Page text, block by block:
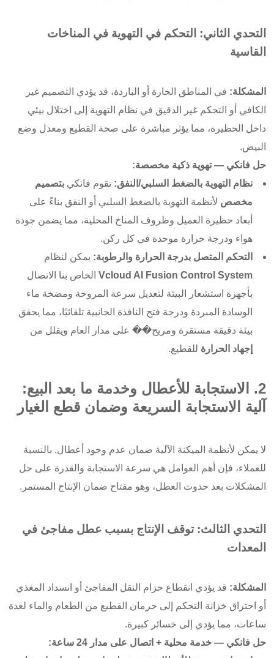
التحدي الثاني: التحكم في التهوية في المناخات
القاسية
المشكلة: في المناطق الحارة أو الباردة، قد يؤدي التصميم غير
الكافي أو التحكم غير الدقيق في نظام التهوية إلى اختلال بيئي
داخل الحظيرة، مما يؤثر مباشرة على صحة القطيع ومعدل وضع
البيض.
حل فانكي — تهوية ذكية مخصصة:
نظام التهوية بالضغط السلبي/النفق: تقوم فانكيبتصميم
مخصص لأنظمة التهوية بالضغط السلبي أو النفق بناءً على
أبعاد حظيرة العميل وظروف المناخ المحلية، مما يضمن جودة
هواء ودرجة حرارة موحدة في كل ركن.
التحكم المتصل بدرجة الحرارة والرطوبة: يمكن لنظام
Vcloud AI Fusion Control System الخاص بنا الاتصال
بأجهزة استشعار البيئة لتعديل سرعة المروحة ومضخة ماء
الوسادة المبردة ودرجة فتح النافذة الجانبية تلقائيًا، مما يحقق
بيئة دقيقة مستقرة ومريح�� على مدار العام ويقلل من
إجهاد الحرارة للقطيع.
2. الاستجابة للأعطال وخدمة ما بعد البيع:
آلية الاستجابة السريعة وضمان قطع الغيار
لا يمكن لأنظمة الميكنة الآلية ضمان عدم وجود أعطال. بالنسبة
للعملاء، فإن أهم العوامل هي سرعة الاستجابة والقدرة على حل
المشكلات بعد حدوث العطل، وهو مفتاح ضمان الإنتاج المستمر.
التحدي الثالث: توقف الإنتاج بسبب عطل مفاجئ في
المعدات
المشكلة: قد يؤدي انقطاع حزام النقل المفاجئ أو انسداد المغذي
أو احتراق خزانة التحكم إلى حرمان القطيع من الطعام والماء لعدة
ساعات، مما يؤدي إلى خسائر كبيرة.
حل فانكي — خدمة محلية + اتصال على مدار 24 ساعة: